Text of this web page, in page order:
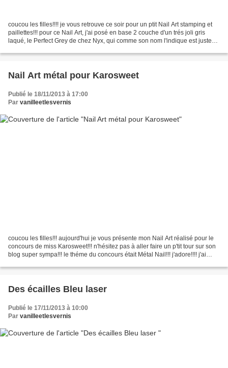
coucou les filles!!!! je vous retrouve ce soir pour un ptit Nail Art stamping et
paillettes!!! pour ce Nail Art, j'ai posé en base 2 couche d'un trés joli gris
laqué, le Perfect Grey de chez Nyx, qui comme son nom l'indique est juste
Nail Art métal pour Karosweet
Publié le 18/11/2013 à 17:00
Par vanilleetlesvernis
coucou les filles!!! aujourd'hui je vous présente mon Nail Art réalisé pour le
concours de miss Karosweet!!! n'hésitez pas à aller faire un p'tit tour sur son
blog super sympa!!! le théme du concours était Métal Nail!!! j'adore!!!! j'ai
Des écailles Bleu laser
Publié le 17/11/2013 à 10:00
Par vanilleetlesvernis